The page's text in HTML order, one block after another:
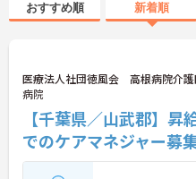
おすすめ順 新着順
医療法人社団徳風会 高根病院介護
病院
【千葉県／山武郡】
でのケアマネジャー募